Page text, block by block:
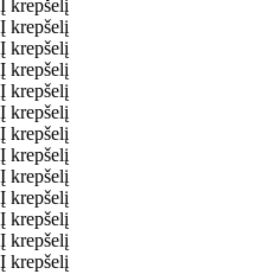
Į krepšelį
Į krepšelį
Į krepšelį
Į krepšelį
Į krepšelį
Į krepšelį
Į krepšelį
Į krepšelį
Į krepšelį
Į krepšelį
Į krepšelį
Į krepšelį
Į krepšelį